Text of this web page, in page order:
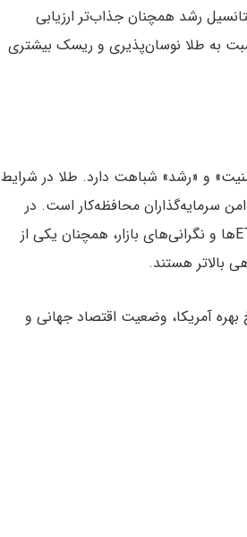
از نظر پتانسیل رشد همچنان جذاب‌تر ارزیابی
این دارایی نسبت به طلا نوسان‌پذیری و ریسک بیشتری
به تقابل «امنیت» و «رشد» شباهت دارد. طلا در شرایط
سرمایه‌گذاران محافظه‌کار است. در
مقابل، بیت کوین با وجود فشارهای کوتاه‌مدت ناشی از خروج سرمایه از ETFها و نگرانی‌های بازار، همچنان یکی از
بالاتر هستند.
بهره آمریکا، وضعیت اقتصاد جهانی و